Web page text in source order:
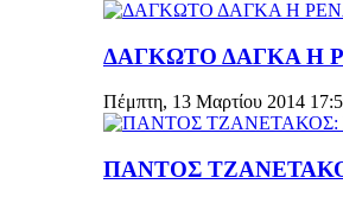
ΔΑΓΚΩΤΟ ΔΑΓΚΑ Η
Πέμπτη, 13 Μαρτίου 2014
ΠΑΝΤΟΣ